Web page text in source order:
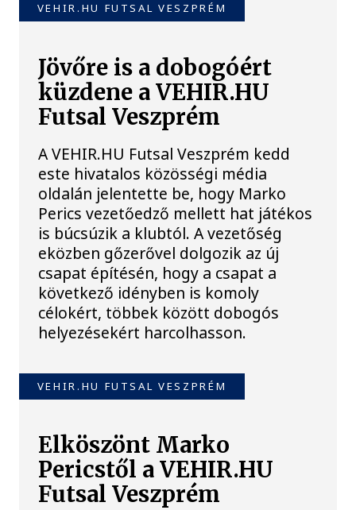
VEHIR.HU FUTSAL VESZPRÉM
Jövőre is a dobogóért
küzdene a VEHIR.HU
Futsal Veszprém
A VEHIR.HU Futsal Veszprém kedd
este hivatalos közösségi média
oldalán jelentette be, hogy Marko
Perics vezetőedző mellett hat játékos
is búcsúzik a klubtól. A vezetőség
eközben gőzerővel dolgozik az új
csapat építésén, hogy a csapat a
következő idényben is komoly
célokért, többek között dobogós
helyezésekért harcolhasson.
VEHIR.HU FUTSAL VESZPRÉM
Elköszönt Marko
Pericstől a VEHIR.HU
Futsal Veszprém